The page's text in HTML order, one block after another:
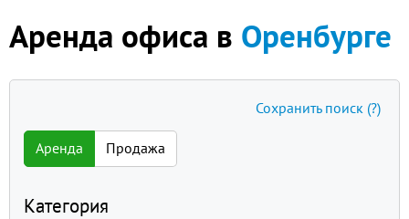
Аренда офиса в Оренбурге
Аренда Продажа
Категория
Сохранить поиск (?)